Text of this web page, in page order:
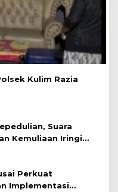
Kulim Razia
Suara
Kemuliaan Iringi
Perkuat
Implementasi